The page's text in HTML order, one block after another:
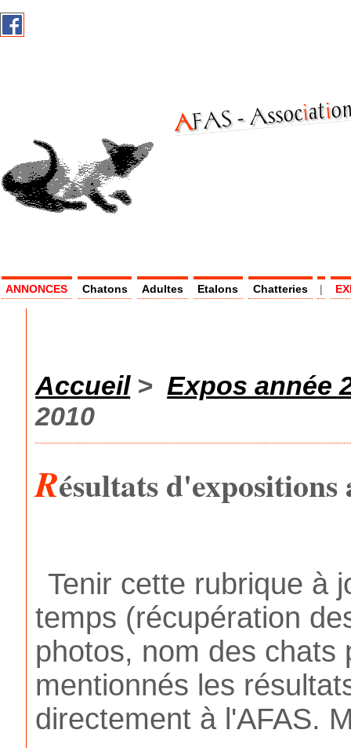
AF
AS -Associati
ANNONCES Chatons Adultes Etalons Chatteries |
Accueil>Expos année
2010
Résultats d'expositions
Tenir cette rubrique à
temps (récupération
photos, nom des chats
mentionnés les
directement à l'AFAS.